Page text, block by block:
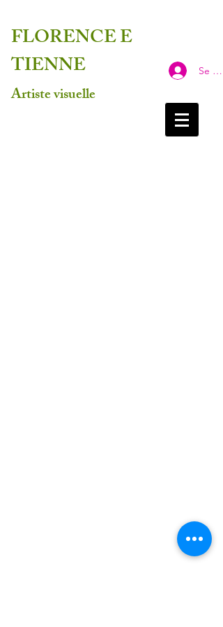
FLORENCEE
TIENNE
Artiste visuelle
Se